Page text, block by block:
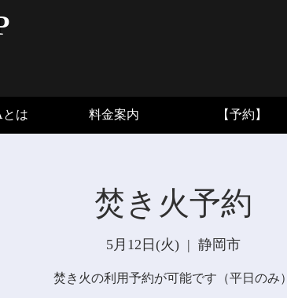
は 料金案内 【予約】
焚き火予約
5月12日(火)
  |
静岡市
焚き火の利用予約が可能です（平日のみ）